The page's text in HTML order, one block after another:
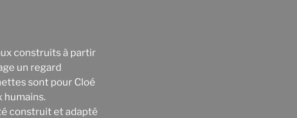
construits à partir
un regard
sont pour Cloé
humains.
construit et adapté